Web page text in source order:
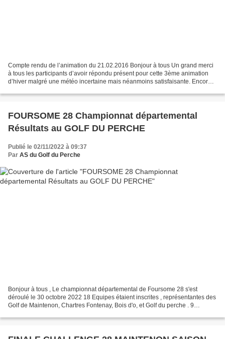
Compte rendu de l’animation du 21.02.2016 Bonjour à tous Un grand merci
à tous les participants d’avoir répondu présent pour cette 3ème animation
d’hiver malgré une météo incertaine mais néanmoins satisfaisante. Encore
FOURSOME 28 Championnat départemental
Résultats au GOLF DU PERCHE
Publié le 02/11/2022 à 09:37
Par AS du Golf du Perche
Bonjour à tous , Le championnat départemental de Foursome 28 s'est
déroulé le 30 octobre 2022 18 Equipes étaient inscrites , représentantes des
Golf de Maintenon, Chartres Fontenay, Bois d'o, et Golf du perche . 9